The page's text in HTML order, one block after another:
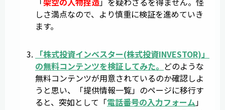
しさ満点なので、より慎重に検証を進めていき
ます。
「株式投資インベスター(株式投資INVESTOR)」
の無料コンテンツを検証してみた。 どのような
無料コンテンツが用意されているのか確認しよ
うと思い、「提供情報一覧」のページに移行す
ると、突如として「電話番号の入力フォーム」